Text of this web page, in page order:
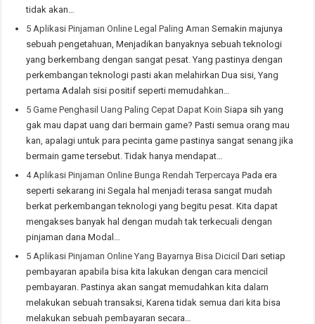
tidak akan…
5 Aplikasi Pinjaman Online Legal Paling Aman Semakin majunya
sebuah pengetahuan, Menjadikan banyaknya sebuah teknologi
yang berkembang dengan sangat pesat. Yang pastinya dengan
perkembangan teknologi pasti akan melahirkan Dua sisi, Yang
pertama Adalah sisi positif seperti memudahkan…
5 Game Penghasil Uang Paling Cepat Dapat Koin Siapa sih yang
gak mau dapat uang dari bermain game? Pasti semua orang mau
kan, apalagi untuk para pecinta game pastinya sangat senang jika
bermain game tersebut. Tidak hanya mendapat…
4 Aplikasi Pinjaman Online Bunga Rendah Terpercaya Pada era
seperti sekarang ini Segala hal menjadi terasa sangat mudah
berkat perkembangan teknologi yang begitu pesat. Kita dapat
mengakses banyak hal dengan mudah tak terkecuali dengan
pinjaman dana Modal…
5 Aplikasi Pinjaman Online Yang Bayarnya Bisa Dicicil Dari setiap
pembayaran apabila bisa kita lakukan dengan cara mencicil
pembayaran. Pastinya akan sangat memudahkan kita dalam
melakukan sebuah transaksi, Karena tidak semua dari kita bisa
melakukan sebuah pembayaran secara…